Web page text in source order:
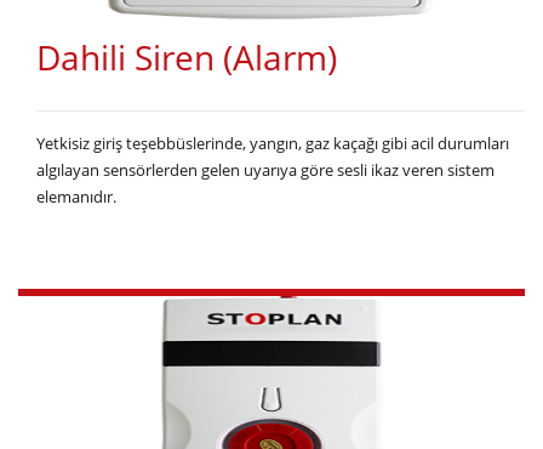
Dahili Siren (Alarm)
Yetkisiz giriş teşebbüslerinde, yangın, gaz kaçağı gibi acil durumları
algılayan sensörlerden gelen uyarıya göre sesli ikaz veren sistem
elemanıdır.